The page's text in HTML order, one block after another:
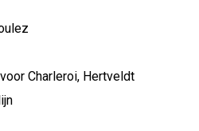
Charleroi, Hertveldt